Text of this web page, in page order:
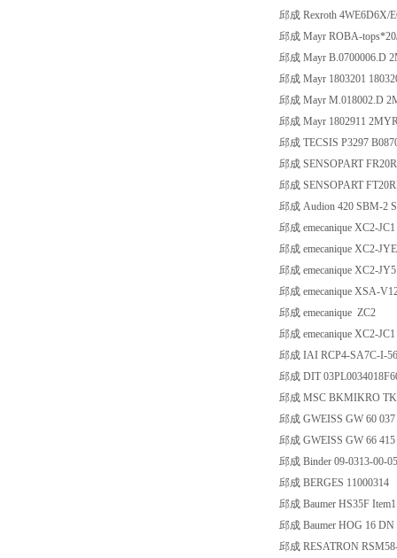
邱成 Rexroth 4WE6D6X/
邱成 Mayr ROBA-
邱成 Mayr B.0700006.D
邱成 Mayr 1803201
邱成 Mayr M.018002.D
邱成 Mayr 1802911
邱成 TECSIS P3297
邱成 SENSOPART
邱成 SENSOPART
邱成 Audion 420 SBM-2
邱成 emecanique XC2-
邱成 emecanique XC2-
邱成 emecanique XC2-
邱成 emecanique XSA-
邱成 emecanique ZC2
邱成 emecanique XC2-JC1
邱成 IAI RCP4-SA7C-I-
邱成 DIT
邱成 MSC BKMIKRO
邱成 GWEISS GW 60
邱成 GWEISS GW 66 415
邱成 Binder 09-0313-00-05
邱成 BERGES 11000314
邱成 Baumer HS35F
邱成 Baumer HOG 16
邱成 RESATRON